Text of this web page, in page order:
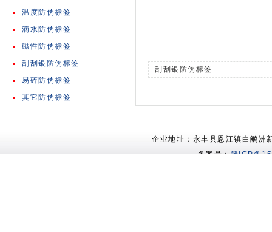
温度防伪标签
滴水防伪标签
磁性防伪标签
刮刮银防伪标签
易碎防伪标签
其它防伪标签
刮刮银防伪标签
企业地址：永丰县恩江镇白鹇
备案号： 赣ICP备